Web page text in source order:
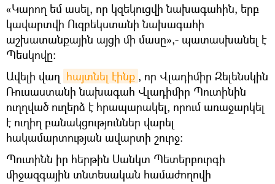
«Կարող եմ ասել, որ կզեկուցվի նախագահին, երբ
կավարտվի Ուզբեկստանի նախագահի
աշխատանքային այցի մի մասը»,- պատասխանել է
Պեսկովը։
Ավելի վաղ հայտնել էինք , որ Վլադիմիր Զելենսկին
Ռուսաստանի նախագահ Վլադիմիր Պուտինին
ուղղված ուղերձ է հրապարակել, որում առաջարկել
է ուղիղ բանակցություններ վարել
հակամարտության ավարտի շուրջ։
Պուտինն իր հերթին Սանկտ Պետերբուրգի
միջազգային տնտեսական համաժողովի